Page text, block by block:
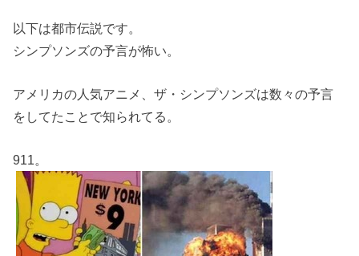
以下は都市伝説です。
シンプソンズの予言が怖い。
アメリカの人気アニメ、ザ・シンプソンズは数々の予言
をしてたことで知られてる。
911。